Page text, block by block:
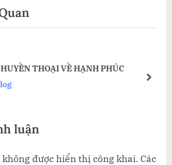
THOẠI VỀ HẠNH PHÚC
next
luận
được hiển thị công khai. Các